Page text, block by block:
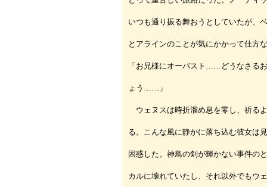
いつも通り振る舞おうとしていたが、
とアラインのことが気にかかって仕方
「お兄様にオーバスト……どうなさる
ょう……」
ウェヌスは時折溜め息を零し、祈る
る。こんな風に静かに落ち込む彼女は
困惑した。神鳥の剣が輝かない事件の
カルに壊れていたし、それ以外でもウ